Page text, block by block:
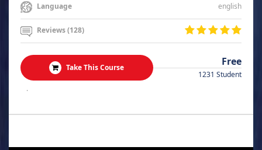
Language english
Reviews (128)
Take This Course Free
1231 Student
.